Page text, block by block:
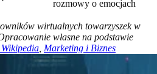
rozmowy o emocjach
wirtualnych towarzyszek w
własne na podstawie
Marketing i Biznes